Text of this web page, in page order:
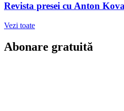
Revista presei cu Anton
Vezi toate
Abonare gratuită